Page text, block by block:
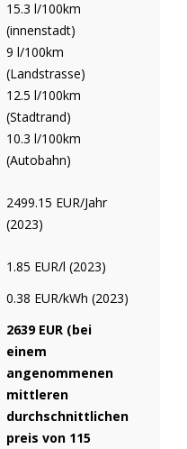
15.3 l/100km
(innenstadt)
9 l/100km
(Landstrasse)
12.5 l/100km
(Stadtrand)
10.3 l/100km
(Autobahn)
2499.15 EUR/Jahr
(2023)
1.85 EUR/l (2023)
0.38 EUR/kWh (2023)
2639 EUR (bei
einem
angenommenen
mittleren
durchschnittlichen
preis von 115